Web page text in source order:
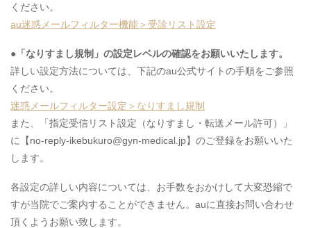
ください。
au迷惑メールフィルター機能＞受診リスト設定
● 「なりすまし規制」の設定レベルの確認をお願いいたします。
詳しい設定方法については、下記のau公式サイトの手順をご参照
ください。
迷惑メールフィルター設定＞なりすまし規制
また、「指定受信リスト設定（なりすまし・転送メール許可）」
に【no-reply-ikebukuro@gyn-medical.jp】のご登録をお願いいた
します。
各設定の詳しい内容については、お手数をおかけして大変恐縮で
すが当院でご案内することができません。auに直接お問い合わせ
頂くようお願い致します。